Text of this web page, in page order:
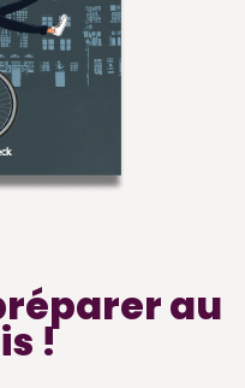
au
!